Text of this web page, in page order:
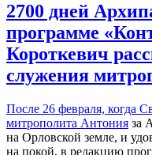
2700 дней
программе
Короткевич
служения
После 26 февраля, когда
митрополита Антония за
на Орловской земле, и
на покой, в редакцию